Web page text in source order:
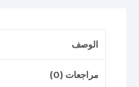
الوصف
مراجعات (0)